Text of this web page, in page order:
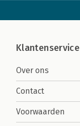
Klantenservice
Over ons
Contact
Voorwaarden